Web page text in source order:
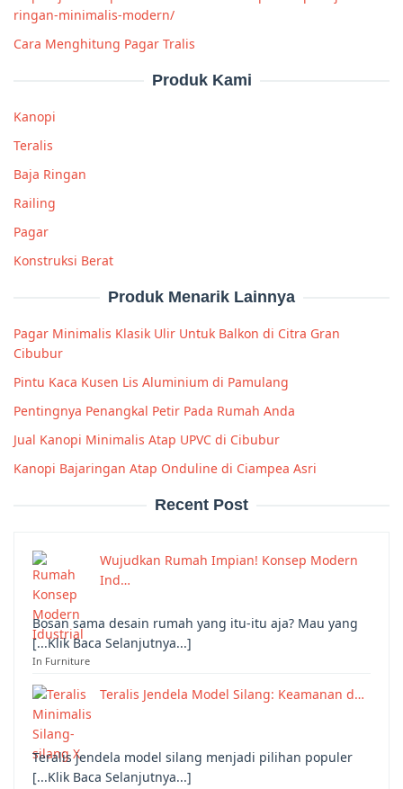
ringan-minimalis-modern/
Cara Menghitung Pagar Tralis
Produk Kami
Kanopi
Teralis
Baja Ringan
Railing
Pagar
Konstruksi Berat
Produk Menarik Lainnya
Pagar Minimalis Klasik Ulir Untuk Balkon di Citra Gran
Cibubur
Pintu Kaca Kusen Lis Aluminium di Pamulang
Pentingnya Penangkal Petir Pada Rumah Anda
Jual Kanopi Minimalis Atap UPVC di Cibubur
Kanopi Bajaringan Atap Onduline di Ciampea Asri
Recent Post
Wujudkan Rumah Impian! Konsep Modern
Ind…
Bosan sama desain rumah yang itu-itu aja? Mau yang
[...Klik Baca Selanjutnya...]
In Furniture
Teralis Jendela Model Silang: Keamanan d…
Teralis jendela model silang menjadi pilihan populer
[...Klik Baca Selanjutnya...]